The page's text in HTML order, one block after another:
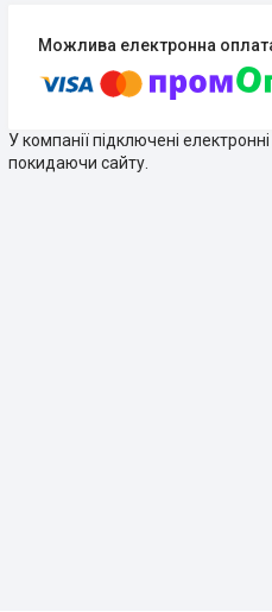
У компанії підключені
покидаючи сайту.